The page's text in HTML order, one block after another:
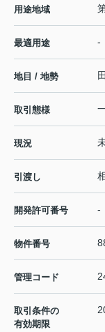
用途地域
最適用途 -
地目 / 地勢
取引態様
現況
引渡し
開発許可番号 -
物件番号
管理コード
取引条件の
有効期限